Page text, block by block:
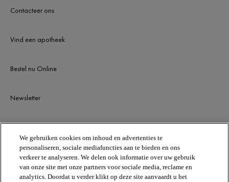
Contacteer ons
Vind een apotheek
Bestel nu Online
Newsletter
BLIJF OP DE HOOGTE
We gebruiken cookies om inhoud en advertenties te
personaliseren, sociale mediafuncties aan te bieden en ons
verkeer te analyseren. We delen ook informatie over uw gebruik
van onze site met onze partners voor sociale media, reclame en
analytics. Doordat u verder klikt op deze site aanvaardt u het